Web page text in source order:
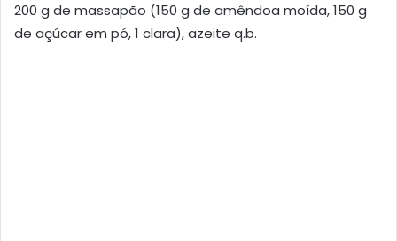
200 g de massapão (150 g de amêndoa moída, 150 g
de açúcar em pó, 1 clara), azeite q.b.